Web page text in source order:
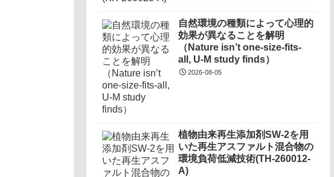
自然環境の種類によって心理的
効果が異なることを解明
（Nature isn’t one-size-fits-
all, U-M study finds）
2026-08-05
植物由来再生添加剤SW-2を用
いた再生アスファルト混合物の
環境負荷低減技術(TH-260012-
A)